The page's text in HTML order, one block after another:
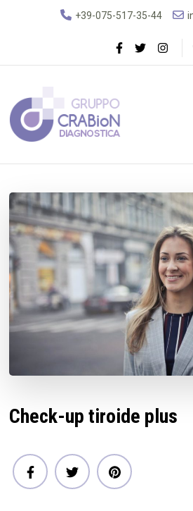
+39-075-517-35-44
Gruppo
Diagnostica
Check-up tiroide plus